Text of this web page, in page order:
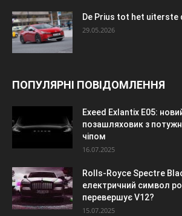
De Prius tot het uiterste
29.05.2026
ПОПУЛЯРНІ ПОВІДОМЛЕННЯ
Exeed Exlantix E05:
позашляховик з
чіпом
16.07.2025
Rolls-Royce Spectre
електричний символ
перевершує V12?
15.07.2025